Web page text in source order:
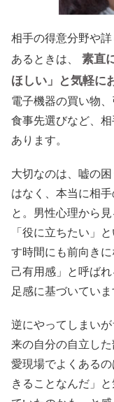
相手の得意分野や
あるときは、
素直
ほしい」と気軽に
電子機器の買い物
食事先選びなど、
あります。
大切なのは、嘘の
はなく、本当に相
と。男性心理から
「役に立ちたい」
す時間にも前向き
己有用感」と呼ば
足感に基づいていま
逆にやってしまい
来の自分の自立し
愛現場でよくある
きることなんだ」